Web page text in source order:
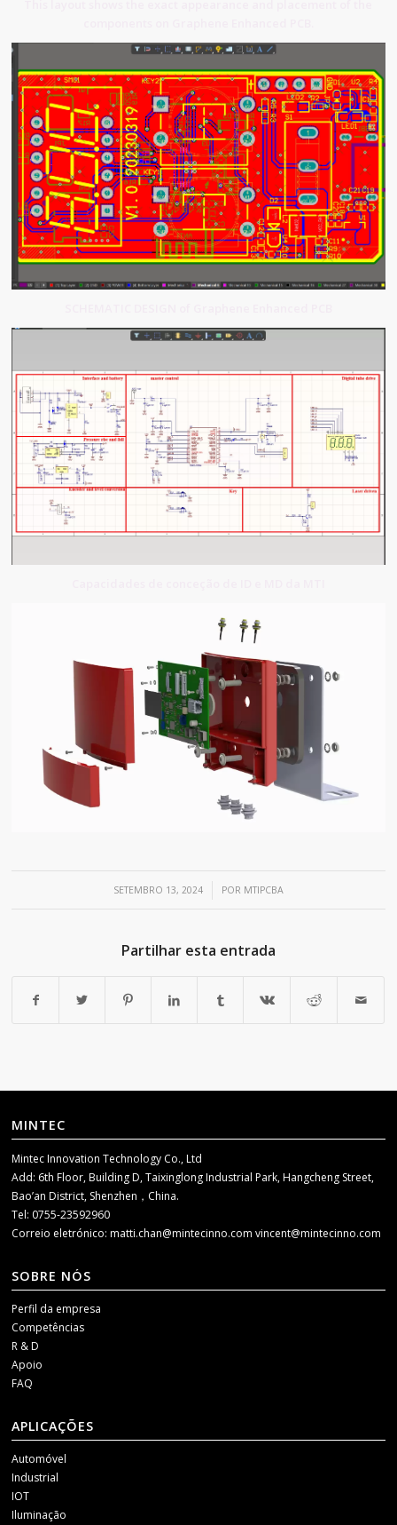
SETEMBRO 13, 2024
/ POR MTIPCBA
Partilhar esta entrada
MINTEC
Mintec Innovation Technology Co., Ltd
Add: 6th Floor, Building D, Taixinglong Industrial Park, Hangcheng Street,
Bao’an District, Shenzhen，China.
Tel: 0755-23592960
Correio eletrónico:matti.chan@mintecinno.comvincent@mintecinno.com
SOBRE NÓS
Perfil da empresa
Competências
R & D
Apoio
FAQ
APLICAÇÕES
Automóvel
Industrial
IOT
Iluminação